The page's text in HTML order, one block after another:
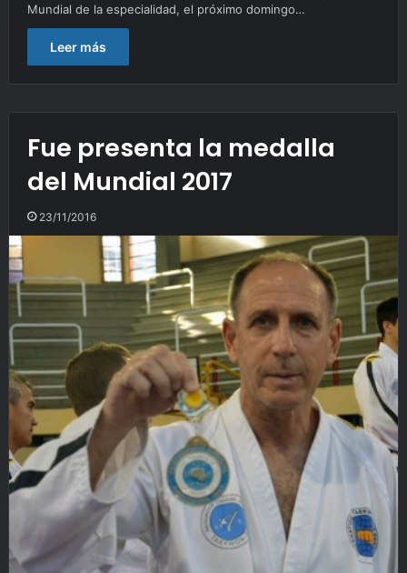
Mundial de la especialidad, el próximo domingo…
Leer más
Fue presenta la medalla
del Mundial 2017
23/11/2016